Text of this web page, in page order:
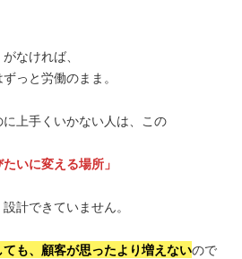
がなければ、
っと労働のまま。
上手くいかない人は、この
たいに変える場所」
計できていません。
ても、顧客が思ったより増えないので